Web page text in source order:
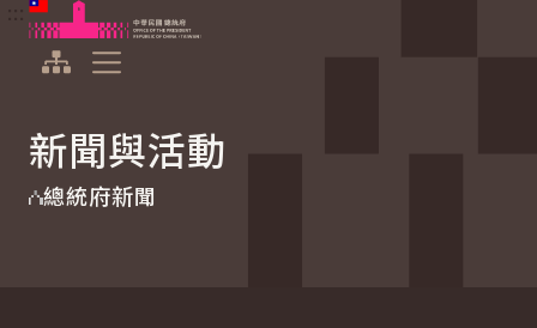
跳到主要內容
中華民國總統府
新聞與活動
總統府新聞